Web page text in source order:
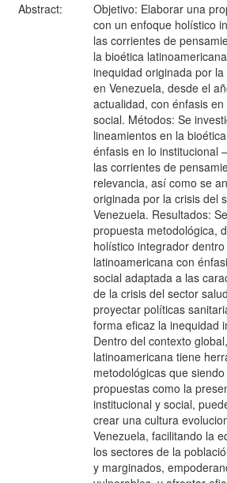
Abstract:
Objetivo: Elaborar una
con un enfoque holístico
las corrientes de
la bioética
inequidad originada por
en Venezuela, desde el
actualidad, con énfasis
social. Métodos: Se
lineamientos en la
énfasis en lo institucional
las corrientes de
relevancia, así como se
originada por la crisis del
Venezuela. Resultados:
propuesta metodológica,
holístico integrador
latinoamericana con
social adaptada a las
de la crisis del sector
proyectar políticas
forma eficaz la inequidad
Dentro del contexto
latinoamericana tiene
metodológicas que
propuestas como la
institucional y social,
crear una cultura
Venezuela, facilitando la
los sectores de la
y marginados,